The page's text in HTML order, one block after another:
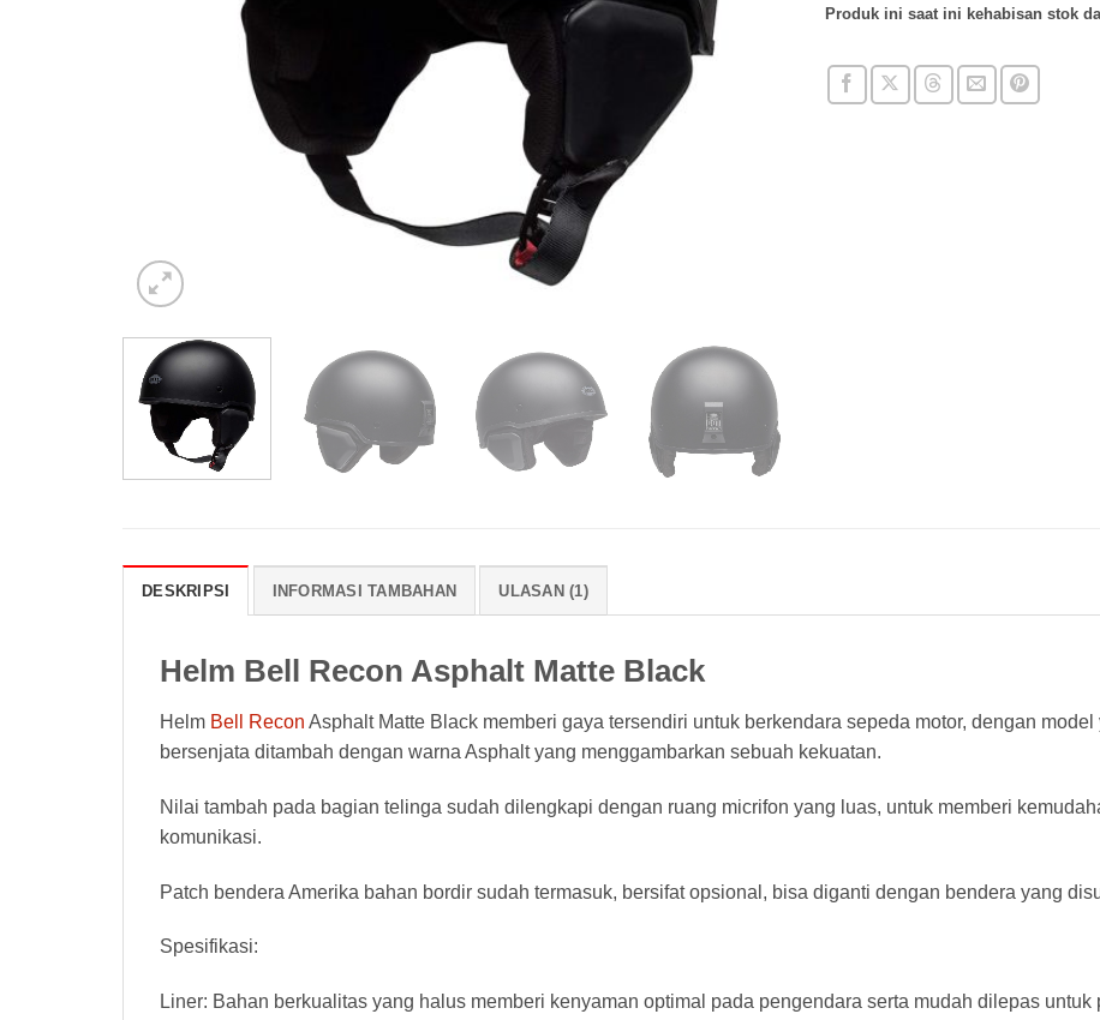
Produk ini saat ini kehabisan stok
DESKRIPSI INFORMASI TAMBAHAN ULASAN (1)
Helm Bell Recon Asphalt Matte Black
Helm Bell Recon Asphalt Matte Black memberi gaya tersendiri untuk berkendara sepeda motor, dengan
bersenjata ditambah dengan warna Asphalt yang menggambarkan sebuah kekuatan.
Nilai tambah pada bagian telinga sudah dilengkapi dengan ruang micrifon yang luas, untuk memberi
komunikasi.
Patch bendera Amerika bahan bordir sudah termasuk, bersifat opsional, bisa diganti dengan bendera yang
Spesifikasi:
Liner: Bahan berkualitas yang halus memberi kenyaman optimal pada pengendara serta mudah dilepas untuk